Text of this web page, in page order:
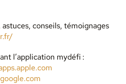
conseils, témoignages
l’application mydéfi :